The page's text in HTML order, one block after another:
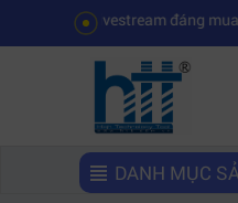
đáng mua nhất 2025|
DANH MỤC